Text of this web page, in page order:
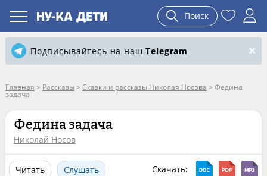
Поиск
Подписывайтесь на нашTelegram
Главная > Рассказы > Сказки и рассказы Николая Носова > Федина
задача
Федина задача
Николай Носов
Читать Слушать Скачать: